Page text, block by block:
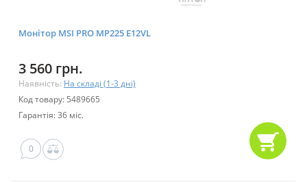
Монітор MSI PRO MP225 E12VL
3 560 грн.
Наявність: На складі (1-3 дні)
Код товару: 5489665
Гарантія: 36 міс.
0